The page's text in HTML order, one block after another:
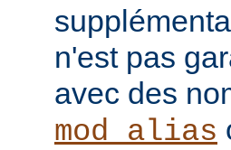
n'est pas
avec des
mod_alias